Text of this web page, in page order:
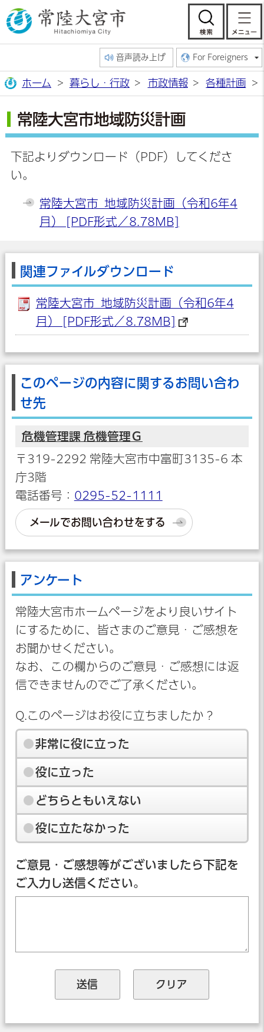
常陸大宮市公
検
音声読み上げ For Foreigners
ホーム 暮らし・行政 市政情報 各種計画
常陸大宮市地域防災計画
下記よりダウンロード（PDF）してくださ
い。
常陸大宮市_地域防災計画（令和6年4
月） [PDF形式／8.78MB]
関連ファイルダウンロード
常陸大宮市_地域防災計画（令和6年4
月） [PDF形式／8.78MB]
このページの内容に関するお問い合わ
せ先
危機管理課 危機管理Ｇ
〒319-2292 常陸大宮市中富町3135-6 本
庁3階
電話番号： 0295-52-1111
メールでお問い合わせをする
アンケート
常陸大宮市ホームページをより良いサイト
にするために、皆さまのご意見・ご感想を
お聞かせください。
なお、この欄からのご意見・ご感想には返
信できませんのでご了承ください。
Q.このページはお役に立ちましたか？
非常に役に立った
役に立った
どちらともいえない
役に立たなかった
ご意見・ご感想等がございましたら下記を
ご入力し送信ください。